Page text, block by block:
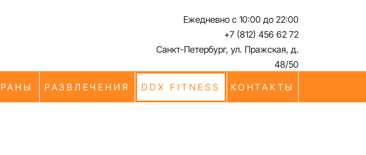
Ежедневно с 10:00 до 22:00
+7 (812) 456 62 72
Санкт-Петербург, ул. Пражская, д.
48/50
РАЗВЛЕЧЕНИЯ DDX FITNESS КОНТАКТЫ